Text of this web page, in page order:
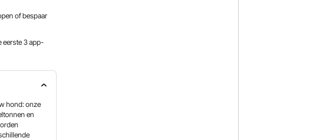
of bespaar
eerste 3 app-
hond: onze
en